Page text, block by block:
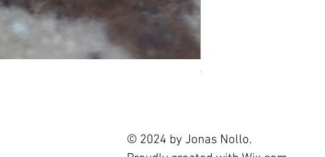
Tourmaline 2.4ct
© 2024 by Jonas Nollo.